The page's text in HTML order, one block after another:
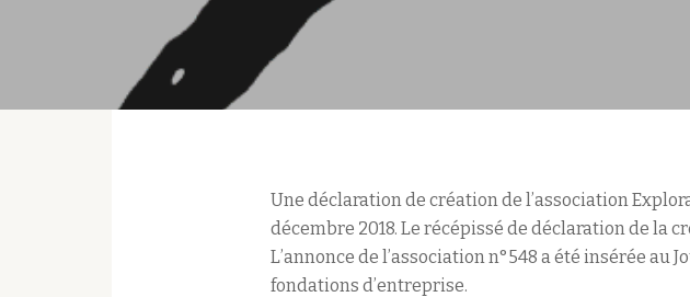
Une déclaration de création de l’association
décembre 2018. Le récépissé de déclaration de la
L’annonce de l’association n°548 a été insérée
fondations d’entreprise.